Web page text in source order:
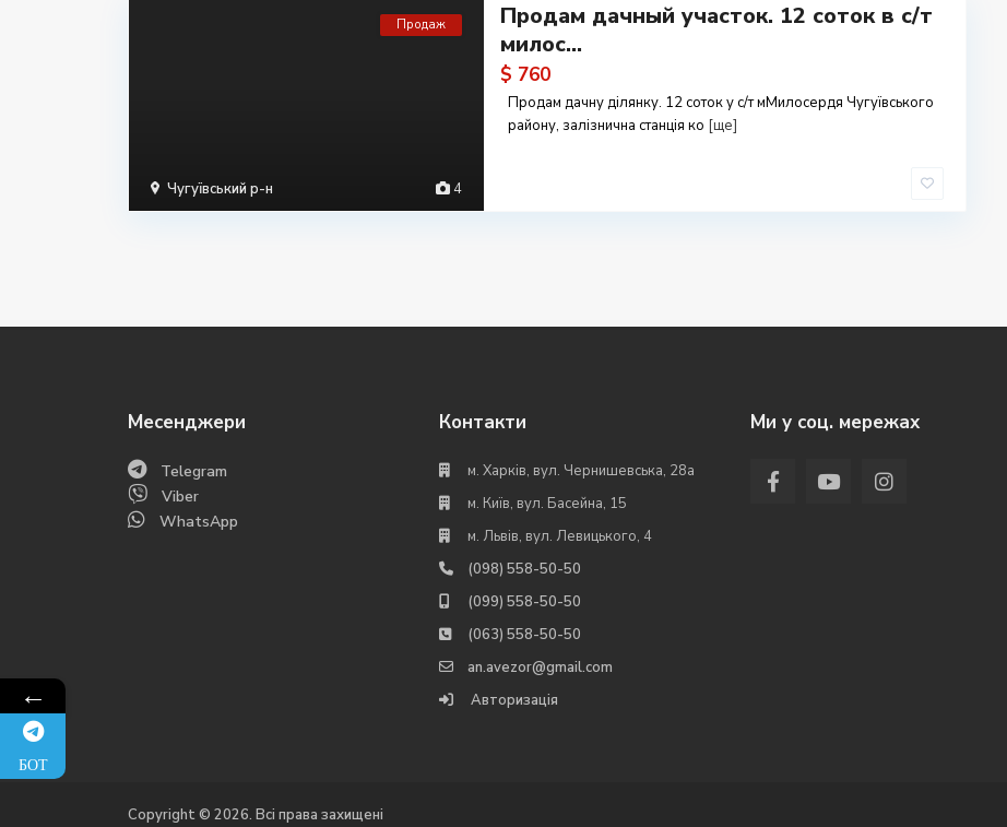
4
Чугуївський р-н
Продаж
Продам дачный участок. 12 соток в с/т
милос...
$ 760
Продам дачну ділянку. 12 соток у с/т мМилосердя Чугуївського
району, залізнична станція ко [ще]
Месенджери
Telegram
Viber
WhatsApp
Контакти
м. Харків, вул. Чернишевська, 28а
м. Київ, вул. Басейна, 15
м. Львів, вул. Левицького, 4
(098) 558-50-50
(099) 558-50-50
(063) 558-50-50
an.avezor@gmail.com
Авторизація
Ми у соц. мережах
Copyright © 2026. Всі права захищені
←
БОТ